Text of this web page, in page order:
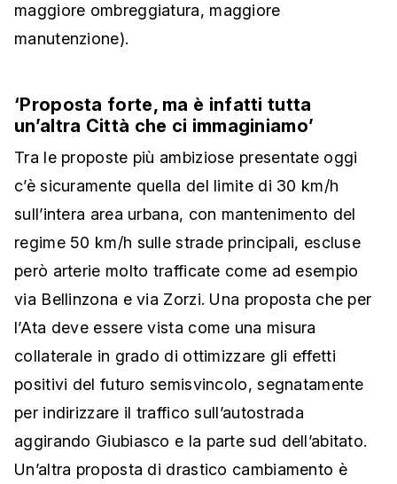
maggiore ombreggiatura, maggiore
manutenzione).
‘Proposta forte, ma è infatti tutta
un’altra Città che ci immaginiamo’
Tra le proposte più ambiziose presentate oggi
c’è sicuramente quella del limite di 30 km/h
sull’intera area urbana, con mantenimento del
regime 50 km/h sulle strade principali, escluse
però arterie molto trafficate come ad esempio
via Bellinzona e via Zorzi. Una proposta che per
l’Ata deve essere vista come una misura
collaterale in grado di ottimizzare gli effetti
positivi del futuro semisvincolo, segnatamente
per indirizzare il traffico sull’autostrada
aggirando Giubiasco e la parte sud dell’abitato.
Un’altra proposta di drastico cambiamento è